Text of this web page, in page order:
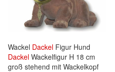
Wackel Dackel Figur Hund
Dackel Wackelfigur H 18 cm
groß stehend mit Wackelkopf